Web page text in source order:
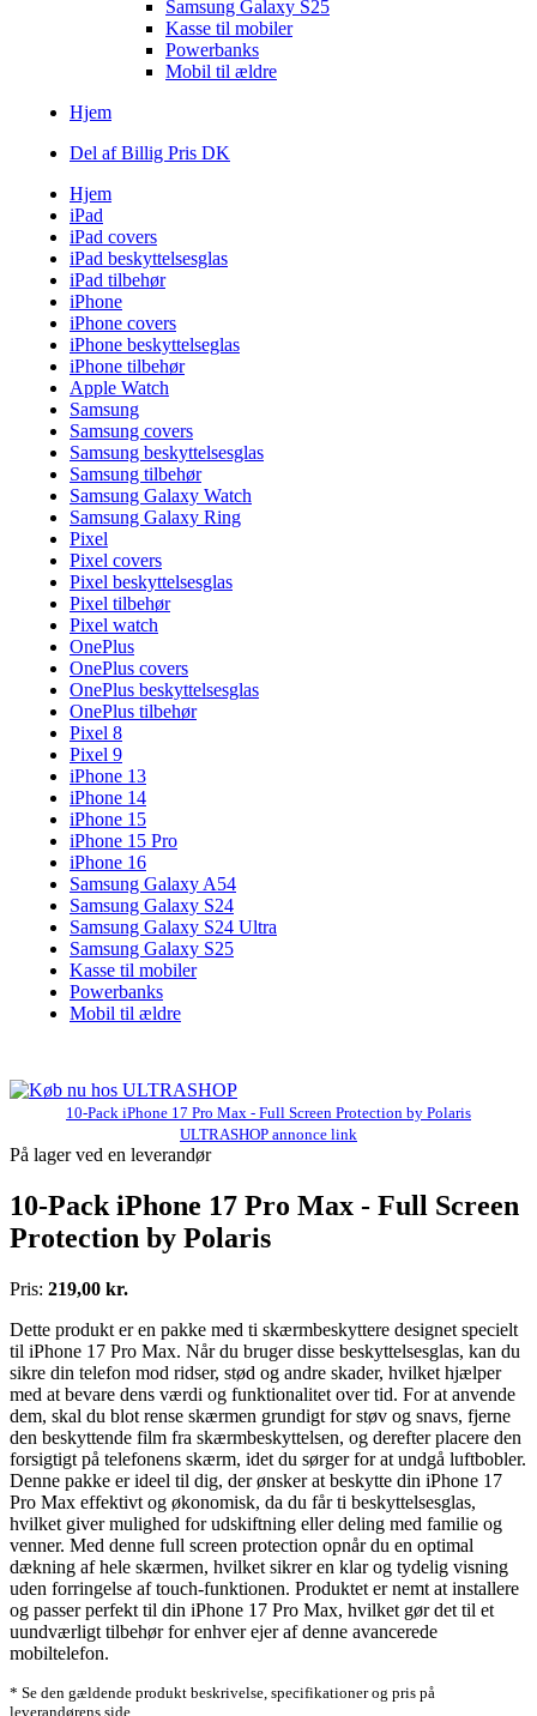
Samsung Galaxy S25
Kasse til mobiler
Powerbanks
Mobil til ældre
Hjem
Del af Billig Pris DK
Hjem
iPad
iPad covers
iPad beskyttelsesglas
iPad tilbehør
iPhone
iPhone covers
iPhone beskyttelseglas
iPhone tilbehør
Apple Watch
Samsung
Samsung covers
Samsung beskyttelsesglas
Samsung tilbehør
Samsung Galaxy Watch
Samsung Galaxy Ring
Pixel
Pixel covers
Pixel beskyttelsesglas
Pixel tilbehør
Pixel watch
OnePlus
OnePlus covers
OnePlus beskyttelsesglas
OnePlus tilbehør
Pixel 8
Pixel 9
iPhone 13
iPhone 14
iPhone 15
iPhone 15 Pro
iPhone 16
Samsung Galaxy A54
Samsung Galaxy S24
Samsung Galaxy S24 Ultra
Samsung Galaxy S25
Kasse til mobiler
Powerbanks
Mobil til ældre
10-Pack iPhone 17 Pro Max - Full Screen Protection by Polaris
ULTRASHOP annonce link
På lager ved en leverandør
10-Pack iPhone 17 Pro Max - Full Screen
Protection by Polaris
Pris: 219,00 kr.
Dette produkt er en pakke med ti skærmbeskyttere designet specielt
til iPhone 17 Pro Max. Når du bruger disse beskyttelsesglas, kan du
sikre din telefon mod ridser, stød og andre skader, hvilket hjælper
med at bevare dens værdi og funktionalitet over tid. For at anvende
dem, skal du blot rense skærmen grundigt for støv og snavs, fjerne
den beskyttende film fra skærmbeskyttelsen, og derefter placere den
forsigtigt på telefonens skærm, idet du sørger for at undgå luftbobler.
Denne pakke er ideel til dig, der ønsker at beskytte din iPhone 17
Pro Max effektivt og økonomisk, da du får ti beskyttelsesglas,
hvilket giver mulighed for udskiftning eller deling med familie og
venner. Med denne full screen protection opnår du en optimal
dækning af hele skærmen, hvilket sikrer en klar og tydelig visning
uden forringelse af touch-funktionen. Produktet er nemt at installere
og passer perfekt til din iPhone 17 Pro Max, hvilket gør det til et
uundværligt tilbehør for enhver ejer af denne avancerede
mobiltelefon.
* Se den gældende produkt beskrivelse, specifikationer og pris på
leverandørens side.